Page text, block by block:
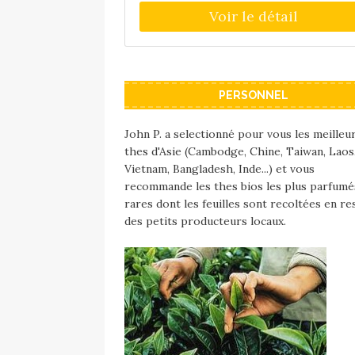
acier inoxydable. Pour la 1ére
il est conseillé de votre théière d'eau
bouillante et de laisser reposer
permettre d'enlever les impuretés.
Contenance : 1,2L Concernant
simplement avec une éponge douce,
utiliser de produits détergents. Bien
essuyer ensuite et laisser sécher à l'air
libre. Ne pas mettre sur le feu ou
l'induction.
PERSONNEL
John P. a selectionné pour vous les
thes d'Asie (Cambodge, Chine, Taiwan, Laos,
Vietnam, Bangladesh, Inde...) et vous
recommande les thes bios les plus
rares dont les feuilles sont recoltées en
des petits producteurs locaux.